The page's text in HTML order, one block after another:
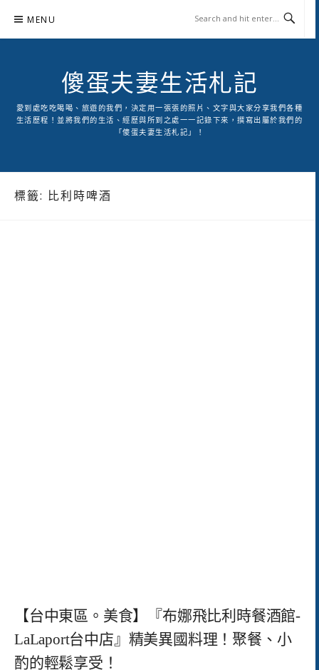
content
MENU
傻蛋夫妻生活札記
愛到處吃吃喝喝、旅遊的我們，決定用一張張的照片、文字與大家分享我們各種
生活歷程！並將我們的生活、經歷與所到之處一一記錄下來，撰寫出屬於我們的
「傻蛋夫妻生活札記」！
標籤: 比利時啤酒
【台中東區。美食】『布娜飛比利時餐酒館-
LaLaport台中店』精美異國料理！聚餐、小
酌的輕鬆享受！